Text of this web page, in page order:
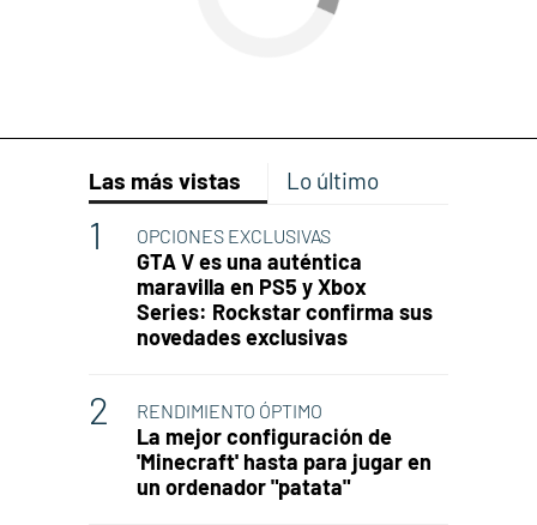
Las más vistas Lo último
OPCIONES EXCLUSIVAS
GTA V es una auténtica
maravilla en PS5 y Xbox
Series: Rockstar confirma sus
novedades exclusivas
RENDIMIENTO ÓPTIMO
La mejor configuración de
'Minecraft' hasta para jugar en
un ordenador "patata"